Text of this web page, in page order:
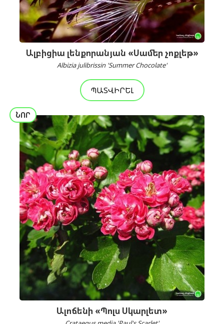
Ալբիցիա լենքորանյան «Սամեր չոքլեթ»
Albizia julibrissin 'Summer Chocolate'
ՊԱՏՎԻՐԵԼ
ՆՈՐ
Ալոճենի «Պոլս Սկարլետ»